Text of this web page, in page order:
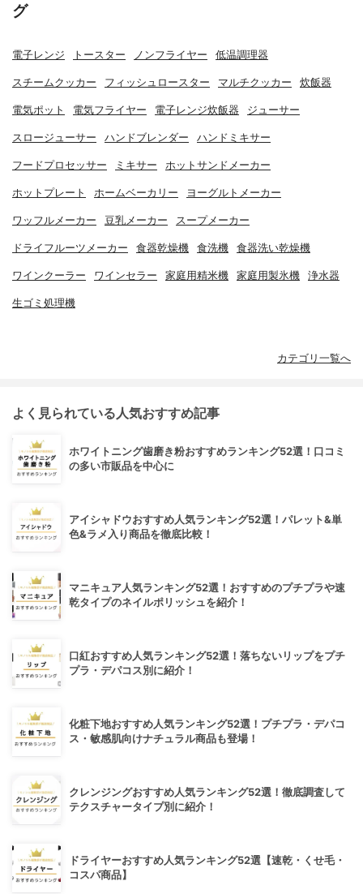
グ
電子レンジ トースター ノンフライヤー 低温調理器
スチームクッカー フィッシュロースター マルチクッカー 炊飯器
電気ポット 電気フライヤー 電子レンジ炊飯器 ジューサー
スロージューサー ハンドブレンダー ハンドミキサー
フードプロセッサー ミキサー ホットサンドメーカー
ホットプレート ホームベーカリー ヨーグルトメーカー
ワッフルメーカー 豆乳メーカー スープメーカー
ドライフルーツメーカー 食器乾燥機 食洗機 食器洗い乾燥機
ワインクーラー ワインセラー 家庭用精米機 家庭用製氷機 浄水器
生ゴミ処理機
カテゴリ一覧へ
よく見られている人気おすすめ記事
ホワイトニング歯磨き粉おすすめランキング52選！口コミ
の多い市販品を中心に
アイシャドウおすすめ人気ランキング52選！パレット&単
色&ラメ入り商品を徹底比較！
マニキュア人気ランキング52選！おすすめのプチプラや速
乾タイプのネイルポリッシュを紹介！
口紅おすすめ人気ランキング52選！落ちないリップをプチ
プラ・デパコス別に紹介！
化粧下地おすすめ人気ランキング52選！プチプラ・デパコ
ス・敏感肌向けナチュラル商品も登場！
クレンジングおすすめ人気ランキング52選！徹底調査して
テクスチャータイプ別に紹介！
ドライヤーおすすめ人気ランキング52選【速乾・くせ毛・
コスパ商品】